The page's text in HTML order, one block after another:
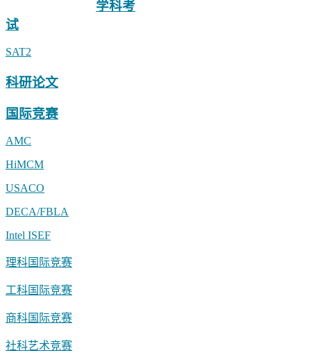
学科考
试
SAT2
科研论文
国际竞赛
AMC
HiMCM
USACO
DECA/FBLA
Intel ISEF
理科国际竞赛
工科国际竞赛
商科国际竞赛
社科艺术竞赛